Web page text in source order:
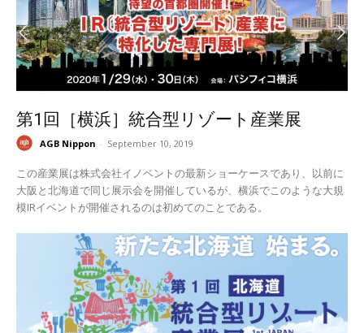
第1回［横浜］統合型リゾート産業展
AGB Nippon - September 10, 2019
この産業展は株式会社イノベントの最新ショーケースであり、以前に
大阪と北海道で同じ展示会を開催しているが、横浜でこのような大規
模IRイベントが開催されるのは初めてのことである。